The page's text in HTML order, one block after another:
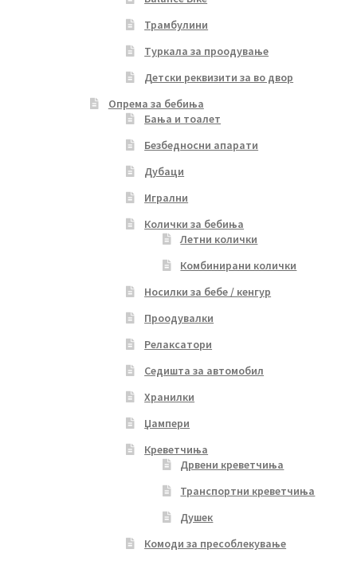
Трамбулини
Туркала за проодување
Детски реквизити за во двор
Опрема за бебиња
Бања и тоалет
Безбедносни апарати
Дубаци
Игрални
Колички за бебиња
Летни колички
Комбинирани колички
Носилки за бебе / кенгур
Проодувалки
Релаксатори
Седишта за автомобил
Хранилки
Џампери
Креветчиња
Дрвени креветчиња
Транспортни креветчиња
Душек
Комоди за пресоблекување